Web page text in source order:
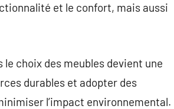
et le confort, mais aussi
choix des meubles devient une
durables et adopter des
l’impact environnemental.